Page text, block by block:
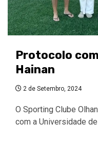
Protocolo
Hainan
2 de Setembro, 2024
O Sporting Clube
com a Universidade